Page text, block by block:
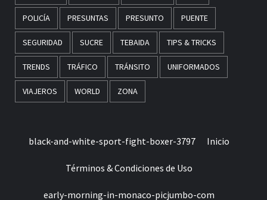
POLICÍA PRESUNTAS PRESUNTO PUENTE
SEGURIDAD SUCRE TEBAIDA TIPS & TRICKS
TRENDS TRÁFICO TRÁNSITO UNIFORMADOS
VIAJEROS WORLD ZONA
black-and-white-sport-fight-boxer-3797 Inicio
Términos & Condiciones de Uso
early-morning-in-monaco-picjumbo-com